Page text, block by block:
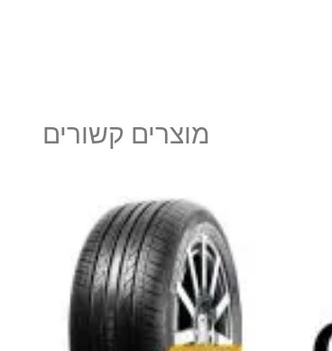
מוצרים קשורים